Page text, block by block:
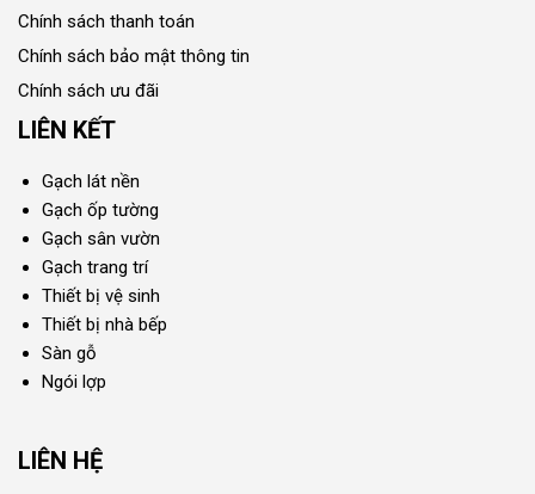
Chính sách thanh toán
Chính sách bảo mật thông tin
Chính sách ưu đãi
LIÊN KẾT
Gạch lát nền
Gạch ốp tường
Gạch sân vườn
Gạch trang trí
Thiết bị vệ sinh
Thiết bị nhà bếp
Sàn gỗ
Ngói lợp
LIÊN HỆ